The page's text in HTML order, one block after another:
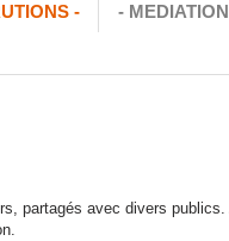
- -
partagés avec divers